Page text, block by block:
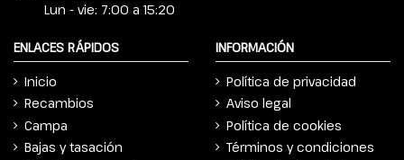
Lun - vie: 7:00 a 15:20
ENLACES RÁPIDOS
Inicio
Recambios
Campa
Bajas y tasación
INFORMACIÓN
Política de privacidad
Aviso legal
Política de cookies
Términos y condiciones